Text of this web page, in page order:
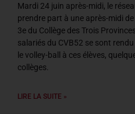
Mardi 24 juin après-midi, le
prendre part à une après-midi
3e du Collège des Trois
salariés du CVB52 se sont
le volley-ball à ces élèves,
collèges.
LIRE LA SUITE »